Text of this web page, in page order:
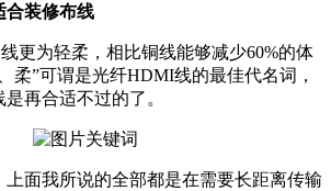
合装修布线
更为轻柔，相比铜线能够减少60%的体
柔”可谓是光纤HDMI线的最佳代名词，
再合适不过的了。
面我所说的全部都是在需要长距离传输